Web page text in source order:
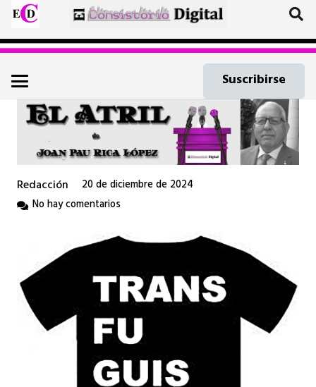
Suscribirse
Redacción
20 de diciembre de 2024
No hay comentarios